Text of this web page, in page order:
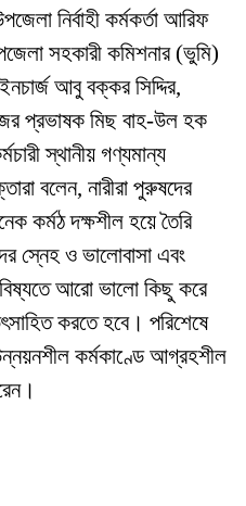
নির্বাহী কর্মকর্তা আরিফ
সহকারী কমিশনার (ভুমি)
আবু বক্কর সিদ্দির,
প্রভাষক মিছ বাহ-উল হক
স্থানীয় গণ্যমান্য
বলেন, নারীরা পুরুষদের
কর্মঠ দক্ষশীল হয়ে তৈরি
স্নেহ ও ভালোবাসা এবং
আরো ভালো কিছু করে
করতে হবে। পরিশেষে
কর্মকাণ্ডে আগ্রহশীল